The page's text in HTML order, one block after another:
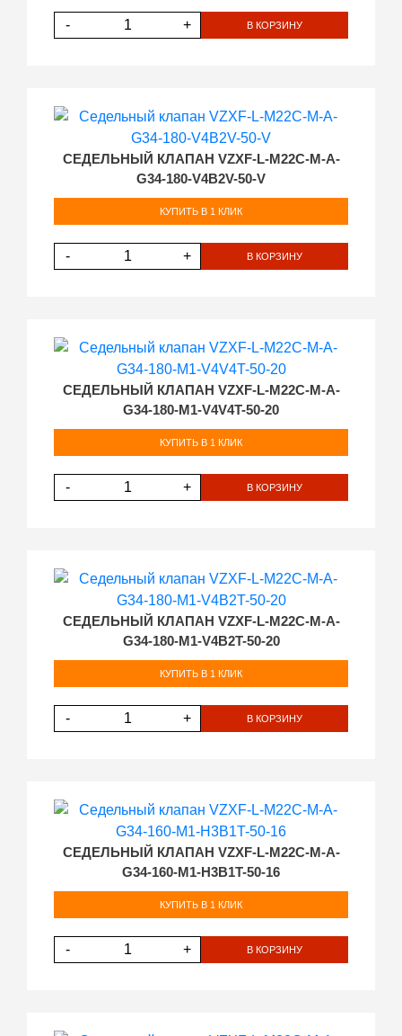
- + В КОРЗИНУ
СЕДЕЛЬНЫЙ КЛАПАН VZXF-L-M22C-M-A-
G34-180-V4B2V-50-V
КУПИТЬ В 1 КЛИК
- + В КОРЗИНУ
СЕДЕЛЬНЫЙ КЛАПАН VZXF-L-M22C-M-A-
G34-180-M1-V4V4T-50-20
КУПИТЬ В 1 КЛИК
- + В КОРЗИНУ
СЕДЕЛЬНЫЙ КЛАПАН VZXF-L-M22C-M-A-
G34-180-M1-V4B2T-50-20
КУПИТЬ В 1 КЛИК
- + В КОРЗИНУ
СЕДЕЛЬНЫЙ КЛАПАН VZXF-L-M22C-M-A-
G34-160-M1-H3B1T-50-16
КУПИТЬ В 1 КЛИК
- + В КОРЗИНУ